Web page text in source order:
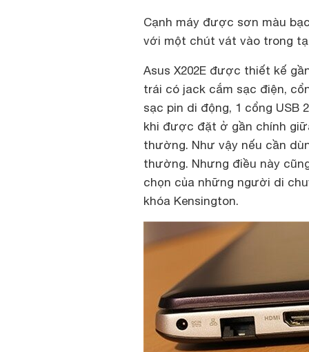
Cạnh máy được sơn màu
với một chút vát vào trong
Asus X202E được thiết kế
trái có jack cắm sạc điện,
sạc pin di động, 1 cổng USB
khi được đặt ở gần chính
thường. Như vậy nếu cần
thường. Nhưng điều này
chọn của những người di
khóa Kensington.